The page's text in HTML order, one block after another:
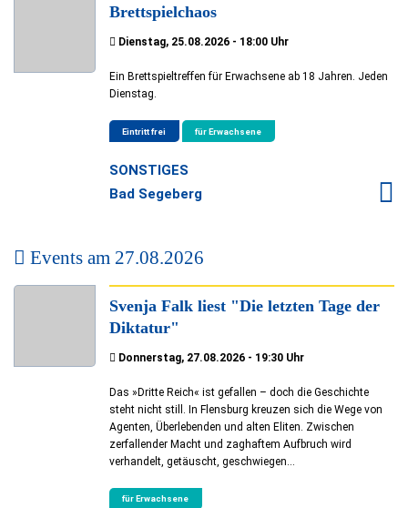
Brettspielchaos
Dienstag, 25.08.2026 - 18:00 Uhr
Ein Brettspieltreffen für Erwachsene ab 18 Jahren. Jeden
Dienstag.
Eintritt frei für Erwachsene
SONSTIGES
Bad Segeberg
Events am 27.08.2026
Svenja Falk liest "Die letzten Tage der
Diktatur"
Donnerstag, 27.08.2026 - 19:30 Uhr
Das »Dritte Reich« ist gefallen – doch die Geschichte
steht nicht still. In Flensburg kreuzen sich die Wege von
Agenten, Überlebenden und alten Eliten. Zwischen
zerfallender Macht und zaghaftem Aufbruch wird
verhandelt, getäuscht, geschwiegen...
für Erwachsene